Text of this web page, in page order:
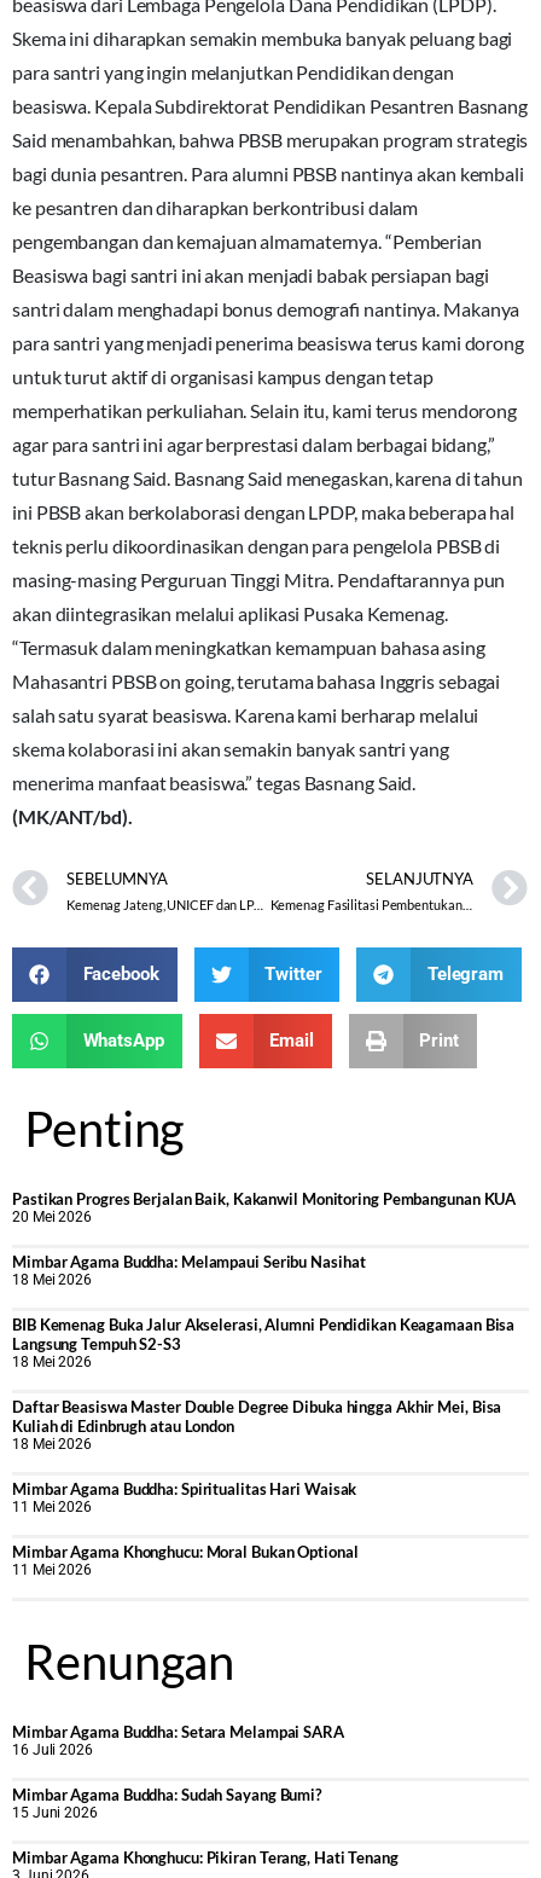
beasiswa dari Lembaga Pengelola Dana Pendidikan (LPDP).
Skema ini diharapkan semakin membuka banyak peluang bagi
para santri yang ingin melanjutkan Pendidikan dengan
beasiswa. Kepala Subdirektorat Pendidikan Pesantren Basnang
Said menambahkan, bahwa PBSB merupakan program strategis
bagi dunia pesantren. Para alumni PBSB nantinya akan kembali
ke pesantren dan diharapkan berkontribusi dalam
pengembangan dan kemajuan almamaternya. “Pemberian
Beasiswa bagi santri ini akan menjadi babak persiapan bagi
santri dalam menghadapi bonus demografi nantinya. Makanya
para santri yang menjadi penerima beasiswa terus kami dorong
untuk turut aktif di organisasi kampus dengan tetap
memperhatikan perkuliahan. Selain itu, kami terus mendorong
agar para santri ini agar berprestasi dalam berbagai bidang,”
tutur Basnang Said. Basnang Said menegaskan, karena di tahun
ini PBSB akan berkolaborasi dengan LPDP, maka beberapa hal
teknis perlu dikoordinasikan dengan para pengelola PBSB di
masing-masing Perguruan Tinggi Mitra. Pendaftarannya pun
akan diintegrasikan melalui aplikasi Pusaka Kemenag.
“Termasuk dalam meningkatkan kemampuan bahasa asing
Mahasantri PBSB on going, terutama bahasa Inggris sebagai
salah satu syarat beasiswa. Karena kami berharap melalui
skema kolaborasi ini akan semakin banyak santri yang
menerima manfaat beasiswa.” tegas Basnang Said.
(MK/ANT/bd).
SEBELUMNYA
Kemenag Jateng, UNICEF dan LPA Klaten Rapatkan Barisan Cegah dan Tanggulangi Kekerasan Berbasis Gender dan Perkawinan Anak
SELANJUTNYA
Kemenag Fasilitasi Pembentukan Badan Usaha Milik Pesantren
Facebook Twitter Telegram
WhatsApp Email Print
Penting
Pastikan Progres Berjalan Baik, Kakanwil Monitoring Pembangunan KUA
20 Mei 2026
Mimbar Agama Buddha: Melampaui Seribu Nasihat
18 Mei 2026
BIB Kemenag Buka Jalur Akselerasi, Alumni Pendidikan Keagamaan Bisa
Langsung Tempuh S2-S3
18 Mei 2026
Daftar Beasiswa Master Double Degree Dibuka hingga Akhir Mei, Bisa
Kuliah di Edinbrugh atau London
18 Mei 2026
Mimbar Agama Buddha: Spiritualitas Hari Waisak
11 Mei 2026
Mimbar Agama Khonghucu: Moral Bukan Optional
11 Mei 2026
Renungan
Mimbar Agama Buddha: Setara Melampai SARA
16 Juli 2026
Mimbar Agama Buddha: Sudah Sayang Bumi?
15 Juni 2026
Mimbar Agama Khonghucu: Pikiran Terang, Hati Tenang